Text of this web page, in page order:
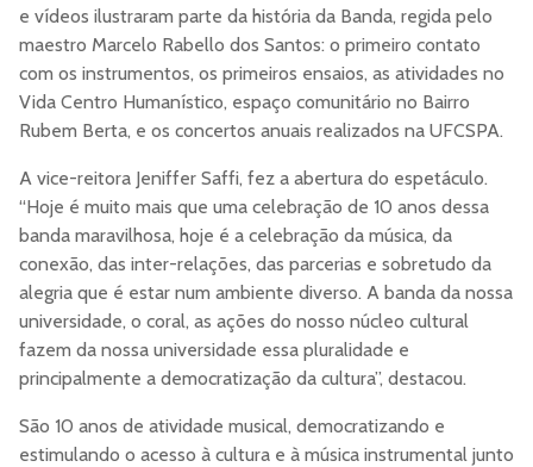
e vídeos ilustraram parte da história da Banda, regida pelo
maestro Marcelo Rabello dos Santos: o primeiro contato
com os instrumentos, os primeiros ensaios, as atividades no
Vida Centro Humanístico, espaço comunitário no Bairro
Rubem Berta, e os concertos anuais realizados na UFCSPA.
A vice-reitora Jeniffer Saffi, fez a abertura do espetáculo.
“Hoje é muito mais que uma celebração de 10 anos dessa
banda maravilhosa, hoje é a celebração da música, da
conexão, das inter-relações, das parcerias e sobretudo da
alegria que é estar num ambiente diverso. A banda da nossa
universidade, o coral, as ações do nosso núcleo cultural
fazem da nossa universidade essa pluralidade e
principalmente a democratização da cultura”, destacou.
São 10 anos de atividade musical, democratizando e
estimulando o acesso à cultura e à música instrumental junto